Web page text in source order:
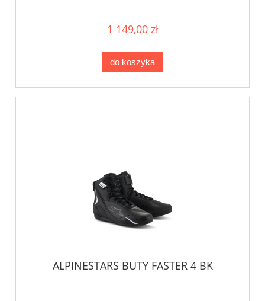
1 149,00 zł
do koszyka
ALPINESTARS BUTY FASTER 4 BK